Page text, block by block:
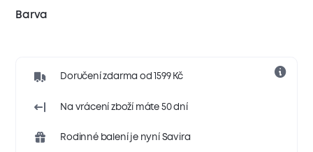
Barva
Doručení zdarma od 1599 Kč
Na vrácení zboží máte 50 dní
Rodinné balení je nyní Savira